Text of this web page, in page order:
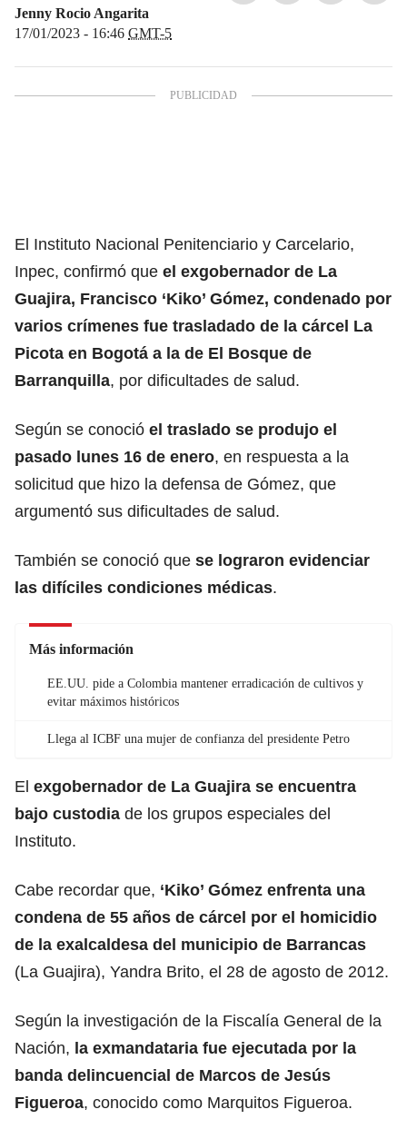
Jenny Rocio Angarita
17/01/2023 - 16:46 GMT-5
El Instituto Nacional Penitenciario y Carcelario,
Inpec, confirmó que el exgobernador de La
Guajira, Francisco ‘Kiko’ Gómez, condenado por
varios crímenes fue trasladado de la cárcel La
Picota en Bogotá a la de El Bosque de
Barranquilla, por dificultades de salud.
Según se conoció el traslado se produjo el
pasado lunes 16 de enero, en respuesta a la
solicitud que hizo la defensa de Gómez, que
argumentó sus dificultades de salud.
También se conoció que se lograron evidenciar
las difíciles condiciones médicas.
Más información
EE.UU. pide a Colombia mantener erradicación de cultivos y
evitar máximos históricos
Llega al ICBF una mujer de confianza del presidente Petro
El exgobernador de La Guajira se encuentra
bajo custodia de los grupos especiales del
Instituto.
Cabe recordar que, ‘Kiko’ Gómez enfrenta una
condena de 55 años de cárcel por el homicidio
de la exalcaldesa del municipio de Barrancas
(La Guajira), Yandra Brito, el 28 de agosto de 2012.
Según la investigación de la Fiscalía General de la
Nación, la exmandataria fue ejecutada por la
banda delincuencial de Marcos de Jesús
Figueroa, conocido como Marquitos Figueroa.